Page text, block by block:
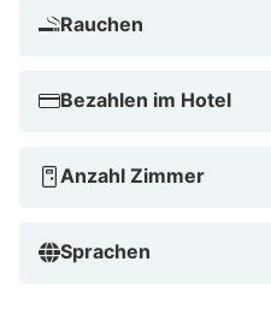
Rauchen
Bezahlen im Hotel
Anzahl Zimmer
Sprachen